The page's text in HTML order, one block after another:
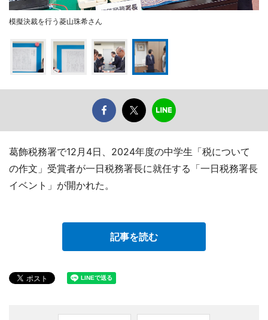
模擬決裁を行う菱山珠希さん
葛飾税務署で12月4日、2024年度の中学生「税について
の作文」受賞者が一日税務署長に就任する「一日税務署長
イベント」が開かれた。
記事を読む